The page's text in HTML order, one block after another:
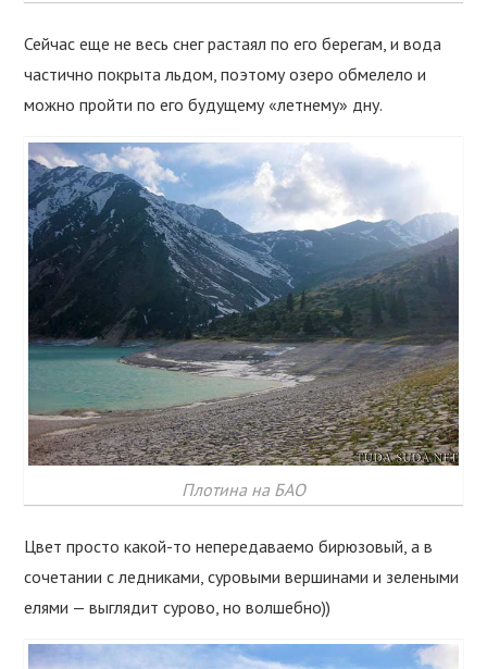
Сейчас еще не весь снег растаял по его берегам, и вода
частично покрыта льдом, поэтому озеро обмелело и
можно пройти по его будущему «летнему» дну.
Плотина на БАО
Цвет просто какой-то непередаваемо бирюзовый, а в
сочетании с ледниками, суровыми вершинами и зелеными
елями — выглядит сурово, но волшебно))